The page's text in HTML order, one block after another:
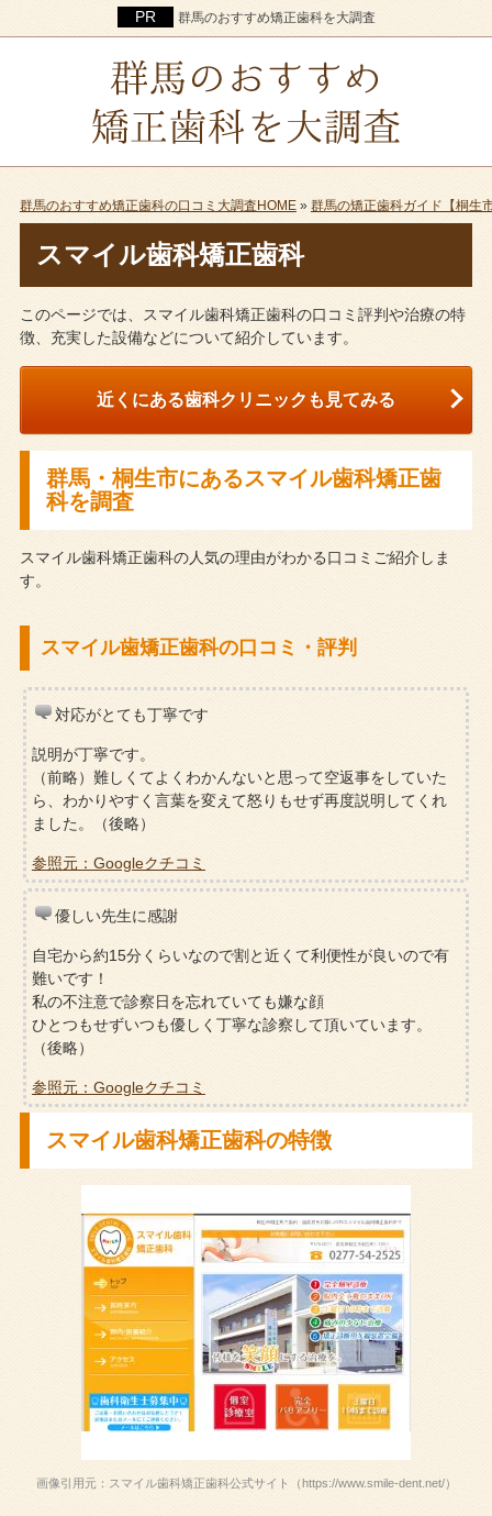
群馬のおすすめ矯正歯科を大調査
群馬のおすすめ矯正歯科の口コミ大調査HOME» 群馬の矯正歯科ガイド【桐生
スマイル歯科矯正歯科
このページでは、スマイル歯科矯正歯科の口コミ評判や治療の特
徴、充実した設備などについて紹介しています。
近くにある歯科クリニックも見てみる
群馬・桐生市にあるスマイル歯科矯正歯
科を調査
スマイル歯科矯正歯科の人気の理由がわかる口コミご紹介しま
す。
スマイル歯矯正歯科の口コミ・評判
対応がとても丁寧です
説明が丁寧です。
（前略）難しくてよくわかんないと思って空返事をしていた
ら、わかりやすく言葉を変えて怒りもせず再度説明してくれ
ました。（後略）
参照元：Googleクチコミ
優しい先生に感謝
自宅から約15分くらいなので割と近くて利便性が良いので有
難いです！
私の不注意で診察日を忘れていても嫌な顔
ひとつもせずいつも優しく丁寧な診察して頂いています。
（後略）
参照元：Googleクチコミ
スマイル歯科矯正歯科の特徴
画像引用元：スマイル歯科矯正歯科公式サイト（https://www.smile-dent.net/）